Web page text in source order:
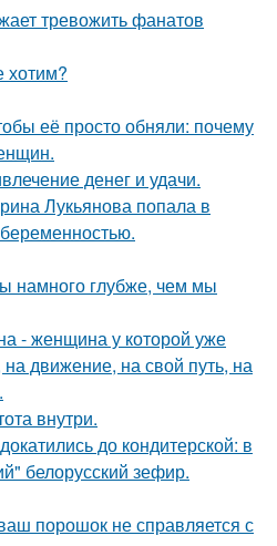
тревожить фанатов
хотим?
её просто обняли: почему
денег и удачи.
Лукьянова попала в
намного глубже, чем мы
- женщина у которой уже
движение, на свой путь, на
внутри.
до кондитерской: в
белорусский зефир.
порошок не справляется с